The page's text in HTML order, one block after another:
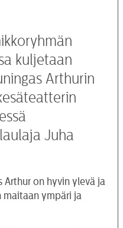
kuljetaan
Arthurin
Juha
Arthur on hyvin ylevä ja
maitaan ympäri ja